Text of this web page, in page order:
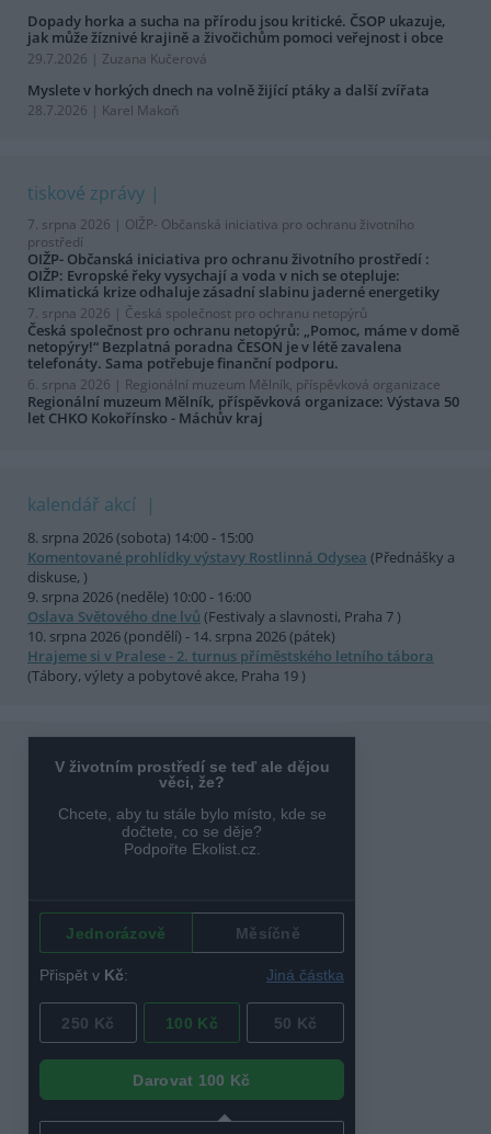
Dopady horka a sucha na přírodu jsou kritické. ČSOP ukazuje,
jak může žíznivé krajině a živočichům pomoci veřejnost i obce
29.7.2026 | Zuzana Kučerová
Myslete v horkých dnech na volně žijící ptáky a další zvířata
28.7.2026 | Karel Makoň
tiskové zprávy
7. srpna 2026 | OIŽP- Občanská iniciativa pro ochranu životního
prostředí
OIŽP- Občanská iniciativa pro ochranu životního prostředí :
OIŽP: Evropské řeky vysychají a voda v nich se otepluje:
Klimatická krize odhaluje zásadní slabinu jaderné energetiky
7. srpna 2026 | Česká společnost pro ochranu netopýrů
Česká společnost pro ochranu netopýrů: „Pomoc, máme v domě
netopýry!“ Bezplatná poradna ČESON je v létě zavalena
telefonáty. Sama potřebuje finanční podporu.
6. srpna 2026 | Regionální muzeum Mělník, příspěvková organizace
Regionální muzeum Mělník, příspěvková organizace: Výstava 50
let CHKO Kokořínsko - Máchův kraj
kalendář akcí
8. srpna 2026 (sobota) 14:00 - 15:00
Komentované prohlídky výstavy Rostlinná Odysea (Přednášky a
diskuse, )
9. srpna 2026 (neděle) 10:00 - 16:00
Oslava Světového dne lvů (Festivaly a slavnosti, Praha 7 )
10. srpna 2026 (pondělí) - 14. srpna 2026 (pátek)
Hrajeme si v Pralese - 2. turnus příměstského letního tábora
(Tábory, výlety a pobytové akce, Praha 19 )